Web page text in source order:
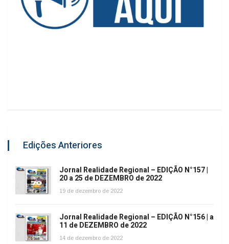
Edições Anteriores
Jornal Realidade Regional – EDIÇÃO N°157 |
20 a 25 de DEZEMBRO de 2022
19 de dezembro de 2022
Jornal Realidade Regional – EDIÇÃO N°156 | a
11 de DEZEMBRO de 2022
14 de dezembro de 2022